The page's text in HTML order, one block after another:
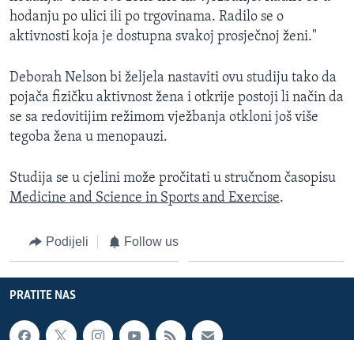
hodanju po ulici ili po trgovinama. Radilo se o
aktivnosti koja je dostupna svakoj prosječnoj ženi."
Deborah Nelson bi željela nastaviti ovu studiju tako da
pojača fizičku aktivnost žena i otkrije postoji li način da
se sa redovitijim režimom vježbanja otkloni još više
tegoba žena u menopauzi.
Studija se u cjelini može pročitati u stručnom časopisu
Medicine and Science in Sports and Exercise.
Podijeli Follow us
PRATITE NAS